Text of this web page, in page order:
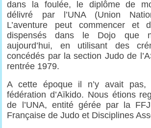
dans la foulée, le diplôme de
délivré par l’UNA (Union
L’aventure peut commencer et
dispensés dans le Dojo que
aujourd’hui, en utilisant des
concédés par la section Judo de
rentrée 1979.
A cette époque il n’y avait pas,
fédération d’Aïkido. Nous étions
de l’UNA, entité gérée par la
Française de Judo et Disciplines